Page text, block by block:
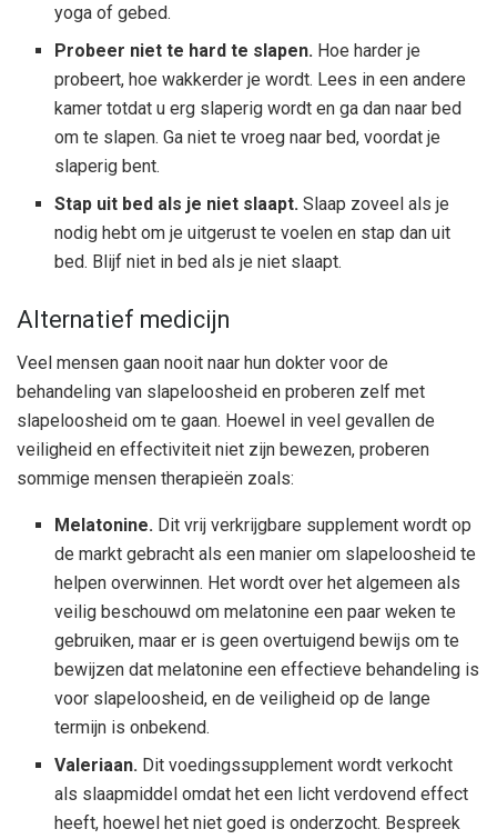
yoga of gebed.
Probeer niet te hard te slapen. Hoe harder je
probeert, hoe wakkerder je wordt. Lees in een andere
kamer totdat u erg slaperig wordt en ga dan naar bed
om te slapen. Ga niet te vroeg naar bed, voordat je
slaperig bent.
Stap uit bed als je niet slaapt. Slaap zoveel als je
nodig hebt om je uitgerust te voelen en stap dan uit
bed. Blijf niet in bed als je niet slaapt.
Alternatief medicijn
Veel mensen gaan nooit naar hun dokter voor de
behandeling van slapeloosheid en proberen zelf met
slapeloosheid om te gaan. Hoewel in veel gevallen de
veiligheid en effectiviteit niet zijn bewezen, proberen
sommige mensen therapieën zoals:
Melatonine. Dit vrij verkrijgbare supplement wordt op
de markt gebracht als een manier om slapeloosheid te
helpen overwinnen. Het wordt over het algemeen als
veilig beschouwd om melatonine een paar weken te
gebruiken, maar er is geen overtuigend bewijs om te
bewijzen dat melatonine een effectieve behandeling is
voor slapeloosheid, en de veiligheid op de lange
termijn is onbekend.
Valeriaan. Dit voedingssupplement wordt verkocht
als slaapmiddel omdat het een licht verdovend effect
heeft, hoewel het niet goed is onderzocht. Bespreek